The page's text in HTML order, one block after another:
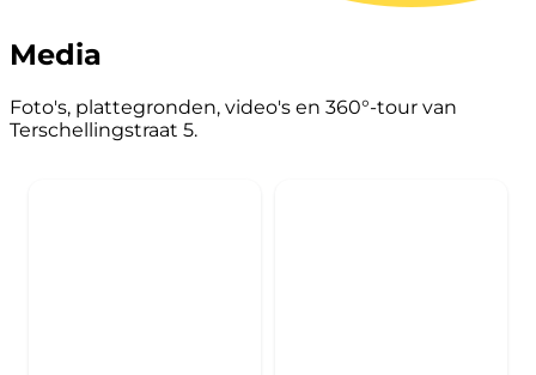
Media
Foto's, plattegronden, video's en 360°-tour van
Terschellingstraat 5.